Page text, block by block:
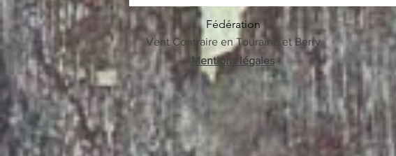
Fédération
Vent Contraire en Touraine et Berry
Mentions légales